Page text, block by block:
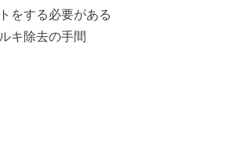
をする必要がある
キ除去の手間